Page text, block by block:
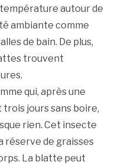
température autour de
ambiante comme
de bain. De plus,
trouvent
qui, après une
jours sans boire,
rien. Cet insecte
réserve de graisses
La blatte peut